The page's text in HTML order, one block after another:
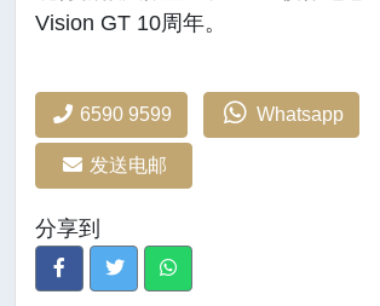
Vision GT 10周年。
6590 9599 Whatsapp
发送电邮
分享到